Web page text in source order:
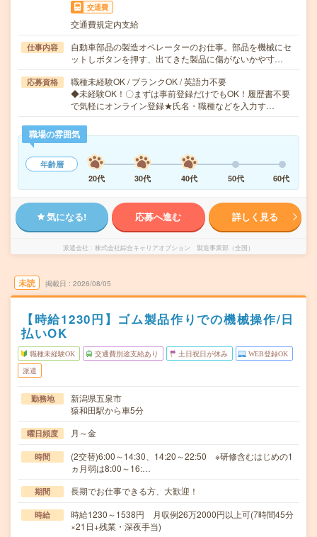
交通費
交通費規定内支給
仕事内容
自動車部品の製造オペレーターのお仕事。部品を機械にセ
ットしボタンを押す、出てきた製品に傷がないかや寸…
応募資格
職種未経験OK / ブランクOK / 英語力不要
◆未経験OK！〇まずは事前登録だけでもOK！履歴書不要
で気軽にオンライン登録★氏名・職種などを入力す…
職場の雰囲気
年齢層
20代
30代 40代 50代 60代
気になる! 応募へ進む 詳しく見る
派遣会社 株式会社綜合キャリアオプション 製造事業部（全国）
未読 掲載日 2026/08/05
【時給1230円】ゴム製品作りでの機械操作/日
払いOK
職種未経験OK 交通費別途支給あり 土日祝日が休み WEB登録OK
派遣
勤務地
新潟県五泉市
猿和田駅から車5分
曜日頻度 月～金
時間
(2交替)6:00～14:30、14:20～22:50 ※研修含むはじめの1
ヵ月弱は8:00～16:…
期間 長期でお仕事できる方、大歓迎！
時給
時給1230～1538円 月収例26万2000円以上可(7時間45分
×21日+残業・深夜手当)